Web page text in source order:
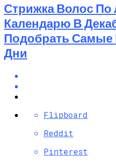
Стрижка Волос
Календарю В
Подобрать Самые
Дни
Flipboard
Reddit
Pinterest